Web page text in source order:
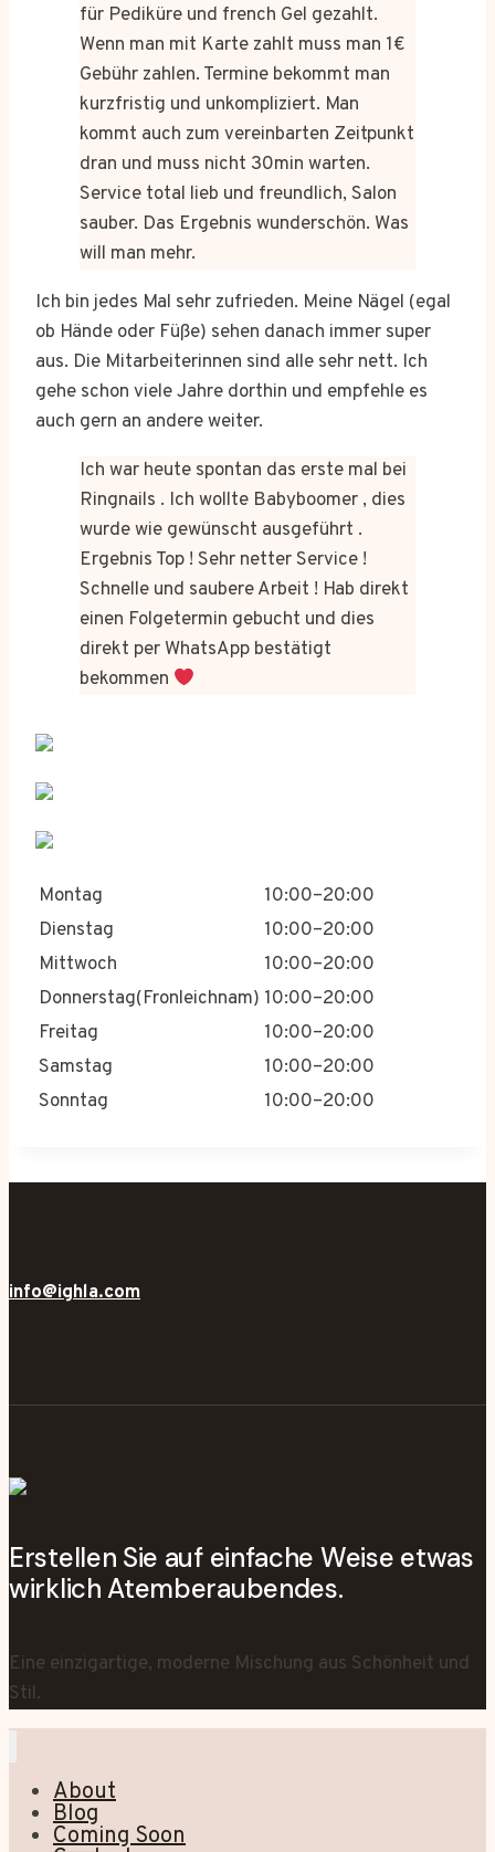
für Pediküre und french Gel gezahlt.
Wenn man mit Karte zahlt muss man 1€
Gebühr zahlen. Termine bekommt man
kurzfristig und unkompliziert. Man
kommt auch zum vereinbarten Zeitpunkt
dran und muss nicht 30min warten.
Service total lieb und freundlich, Salon
sauber. Das Ergebnis wunderschön. Was
will man mehr.
Ich bin jedes Mal sehr zufrieden. Meine Nägel (egal
ob Hände oder Füße) sehen danach immer super
aus. Die Mitarbeiterinnen sind alle sehr nett. Ich
gehe schon viele Jahre dorthin und empfehle es
auch gern an andere weiter.
Ich war heute spontan das erste mal bei
Ringnails . Ich wollte Babyboomer , dies
wurde wie gewünscht ausgeführt .
Ergebnis Top ! Sehr netter Service !
Schnelle und saubere Arbeit ! Hab direkt
einen Folgetermin gebucht und dies
direkt per WhatsApp bestätigt
bekommen
Montag
10:00–20:00
Dienstag
10:00–20:00
Mittwoch
10:00–20:00
Donnerstag(Fronleichnam) 10:00–20:00
Freitag
10:00–20:00
Samstag
10:00–20:00
Sonntag
10:00–20:00
info@ighla.com
Erstellen Sie auf einfache Weise etwas
wirklich Atemberaubendes.
Eine einzigartige, moderne Mischung aus Schönheit und
Stil.
About
Blog
Coming Soon